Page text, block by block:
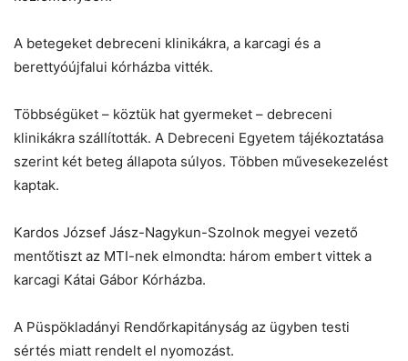
A betegeket debreceni klinikákra, a karcagi és a
berettyóújfalui kórházba vitték.
Többségüket – köztük hat gyermeket – debreceni
klinikákra szállították. A Debreceni Egyetem tájékoztatása
szerint két beteg állapota súlyos. Többen művesekezelést
kaptak.
Kardos József Jász-Nagykun-Szolnok megyei vezető
mentőtiszt az MTI-nek elmondta: három embert vittek a
karcagi Kátai Gábor Kórházba.
A Püspökladányi Rendőrkapitányság az ügyben testi
sértés miatt rendelt el nyomozást.